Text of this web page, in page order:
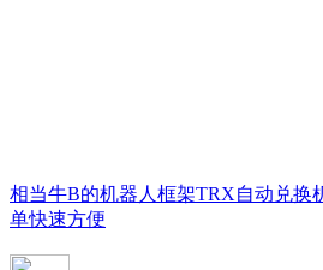
相当牛B的机器人框架TRX自动兑换
单快速方便